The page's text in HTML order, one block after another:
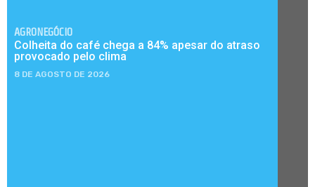
AGRONEGÓCIO
Colheita do café chega a 84% apesar do atraso
provocado pelo clima
8 DE AGOSTO DE 2026